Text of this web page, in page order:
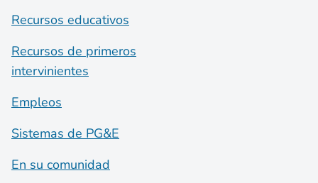
Recursos educativos
Recursos de primeros
intervinientes
Empleos
Sistemas de PG&E
En su comunidad